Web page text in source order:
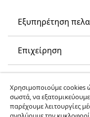
Εξυπηρέτηση
Επιχείρηση
Ανακαλύψτε
Χρησιμοποιούμε cookies
σωστά, να
παρέχουμε λειτουργίες